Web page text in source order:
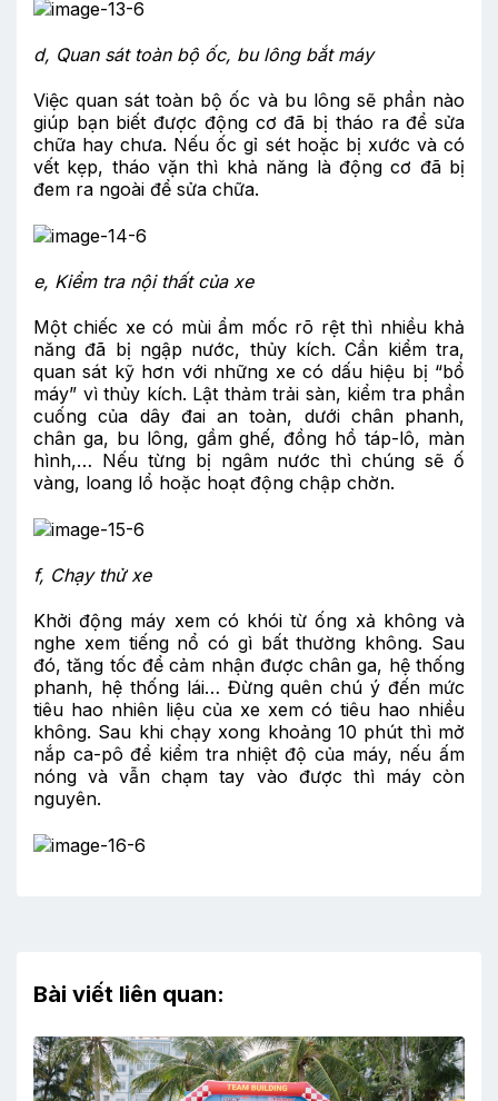
d, Quan sát toàn bộ ốc, bu lông bắt máy
Việc quan sát toàn bộ ốc và bu lông sẽ phần nào
giúp bạn biết được động cơ đã bị tháo ra để sửa
chữa hay chưa. Nếu ốc gỉ sét hoặc bị xước và có
vết kẹp, tháo vặn thì khả năng là động cơ đã bị
đem ra ngoài để sửa chữa.
e, Kiểm tra nội thất của xe
Một chiếc xe có mùi ẩm mốc rõ rệt thì nhiều khả
năng đã bị ngập nước, thủy kích. Cần kiểm tra,
quan sát kỹ hơn với những xe có dấu hiệu bị “bổ
máy” vì thủy kích. Lật thảm trải sàn, kiểm tra phần
cuống của dây đai an toàn, dưới chân phanh,
chân ga, bu lông, gầm ghế, đồng hồ táp-lô, màn
hình,… Nếu từng bị ngâm nước thì chúng sẽ ố
vàng, loang lổ hoặc hoạt động chập chờn.
f, Chạy thử xe
Khởi động máy xem có khói từ ống xả không và
nghe xem tiếng nổ có gì bất thường không. Sau
đó, tăng tốc để cảm nhận được chân ga, hệ thống
phanh, hệ thống lái… Đừng quên chú ý đến mức
tiêu hao nhiên liệu của xe xem có tiêu hao nhiều
không. Sau khi chạy xong khoảng 10 phút thì mở
nắp ca-pô để kiểm tra nhiệt độ của máy, nếu ấm
nóng và vẫn chạm tay vào được thì máy còn
nguyên.
Bài viết liên quan: